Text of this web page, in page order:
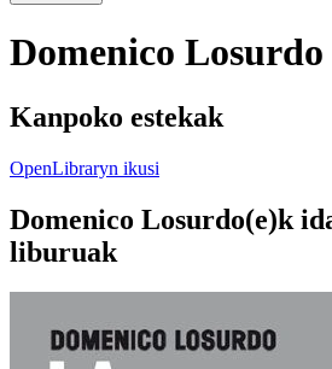
Domenico Losurdo
Kanpoko estekak
OpenLibraryn ikusi
Domenico Losurdo(e)k
liburuak